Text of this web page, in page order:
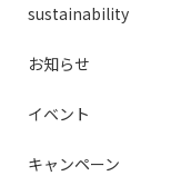
sustainability
お知らせ
イベント
キャンペーン